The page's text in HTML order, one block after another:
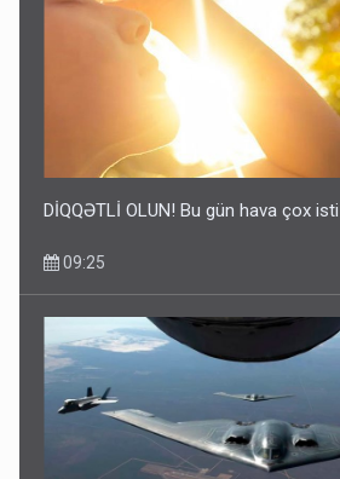
DİQQƏTLİ OLUN! Bu gün hava çox
09:25